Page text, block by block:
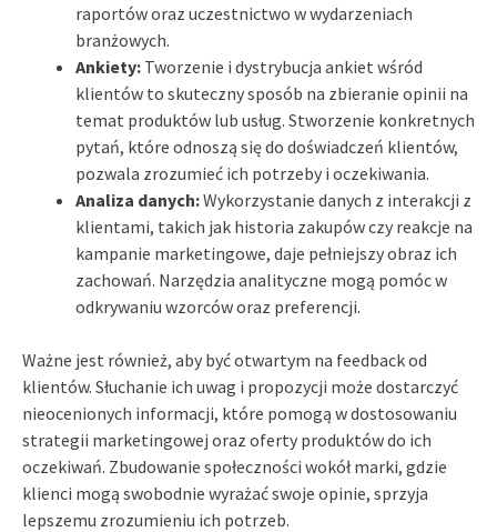
raportów oraz uczestnictwo w wydarzeniach
branżowych.
Ankiety: Tworzenie i dystrybucja ankiet wśród
klientów to skuteczny sposób na zbieranie opinii na
temat produktów lub usług. Stworzenie konkretnych
pytań, które odnoszą się do doświadczeń klientów,
pozwala zrozumieć ich potrzeby i oczekiwania.
Analiza danych:Wykorzystanie danych z interakcji z
klientami, takich jak historia zakupów czy reakcje na
kampanie marketingowe, daje pełniejszy obraz ich
zachowań. Narzędzia analityczne mogą pomóc w
odkrywaniu wzorców oraz preferencji.
Ważne jest również, aby być otwartym na feedback od
klientów. Słuchanie ich uwag i propozycji może dostarczyć
nieocenionych informacji, które pomogą w dostosowaniu
strategii marketingowej oraz oferty produktów do ich
oczekiwań. Zbudowanie społeczności wokół marki, gdzie
klienci mogą swobodnie wyrażać swoje opinie, sprzyja
lepszemu zrozumieniu ich potrzeb.